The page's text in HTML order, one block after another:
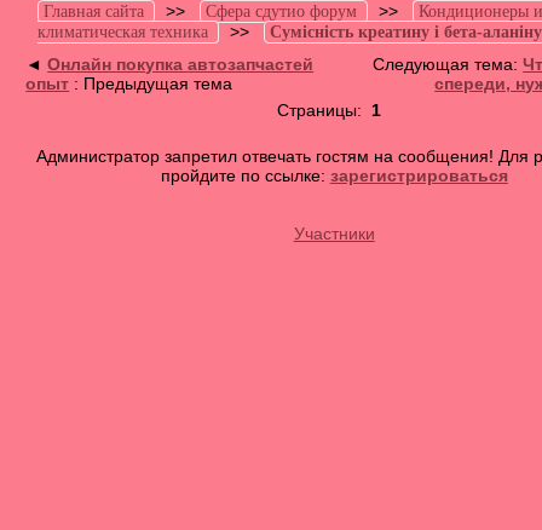
Главная сайта >> Сфера сдутио форум >>
Кондиционеры
климатическая техника
>> Сумісність креатину і бета-аланіну
◄Онлайн покупка автозапчастей
опыт : Предыдущая тема
Следующая тема:
спереди,
Страницы: 1
Администратор запретил отвечать гостям на сообщения! Для
пройдите по ссылке: зарегистрироваться
Участники